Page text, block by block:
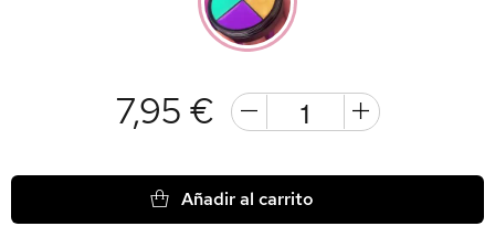
7,95 €
Añadir al carrito